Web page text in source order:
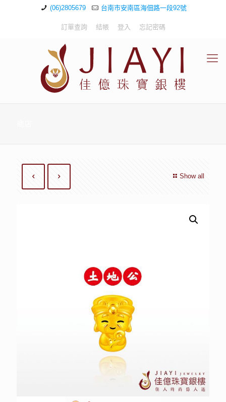
(06)2805679 台南市安南區海佃路一段92號
訂單查詢 結帳 登入 忘記密碼
Show all